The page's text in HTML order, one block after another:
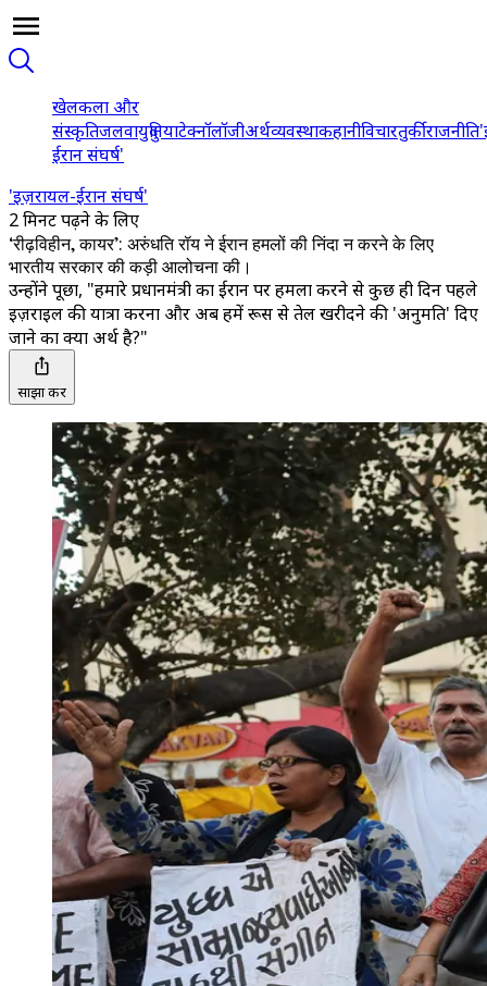
खेलकला और
संस्कृतिजलवायुदुनियाटेक्नॉलॉजीअर्थव्यवस्थाकहानीविचारतुर्कीराजनीति
ईरान संघर्ष'
'इज़रायल-ईरान संघर्ष'
2 मिनट पढ़ने के लिए
‘रीढ़विहीन, कायर’: अरुंधति रॉय ने ईरान हमलों की निंदा न करने के लिए
भारतीय सरकार की कड़ी आलोचना की।
उन्होंने पूछा, "हमारे प्रधानमंत्री का ईरान पर हमला करने से कुछ ही दिन पहले
इज़राइल की यात्रा करना और अब हमें रूस से तेल खरीदने की 'अनुमति' दिए
जाने का क्या अर्थ है?"
साझा करें